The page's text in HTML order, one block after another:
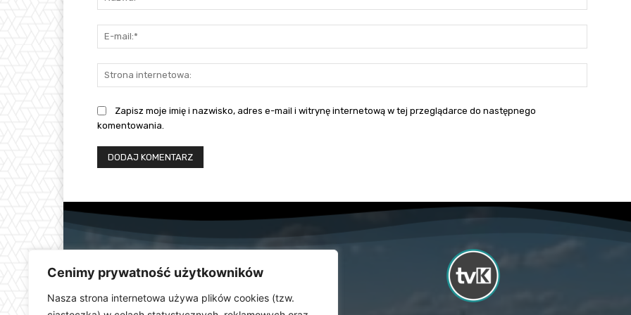
Cenimy prywatność użytkowników
Nasza strona internetowa używa plików cookies (tzw.
mail:*
Zapisz moje imię i nazwisko, adres e-mail i witrynę internetową w tej przeglądarce do następnego
komentowania.